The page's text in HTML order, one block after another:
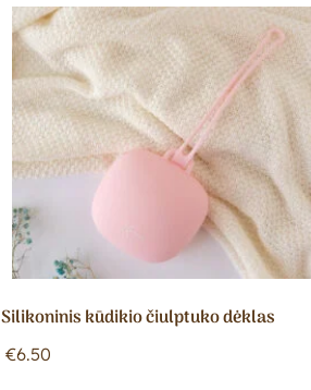
Silikoninis kūdikio čiulptuko dėklas
€6.50